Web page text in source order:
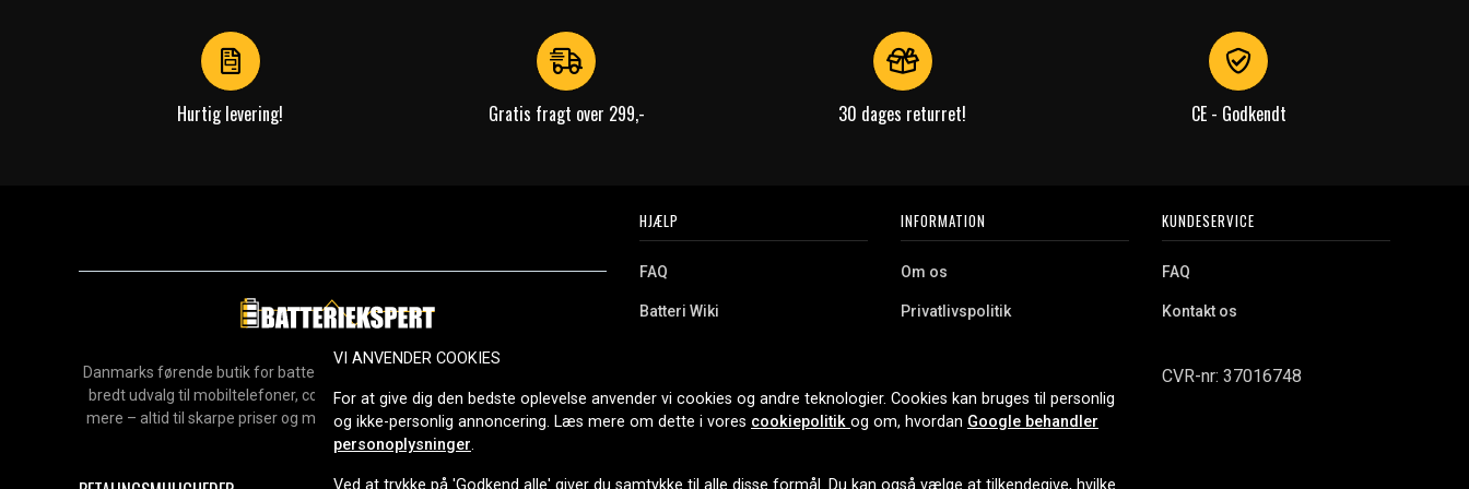
Hurtig levering! Gratis fragt over 299,- 30 dages returret! CE - Godkendt
Danmarks førende butik for batterier, opladere og reservedele. Vi tilbyder et
bredt udvalg til mobiltelefoner, computere, værktøj, husholdning og meget
mere – altid til skarpe priser og med hurtig levering. Sikker nethandel siden
2006.
HJÆLP
FAQ
Batteri Wiki
Erhvervskunde
INFORMATION
Om os
Privatlivspolitik
Cookies
KUNDESERVICE
FAQ
Kontakt os
CVR-nr: 37016748
VI ANVENDER COOKIES
For at give dig den bedste oplevelse anvender vi cookies og andre teknologier. Cookies kan bruges til personlig
og ikke-personlig annoncering. Læs mere om dette i vores cookiepolitik og om, hvordan Google behandler
personoplysninger.
Ved at trykke på 'Godkend alle' giver du samtykke til alle disse formål. Du kan også vælge at tilkendegive, hvilke